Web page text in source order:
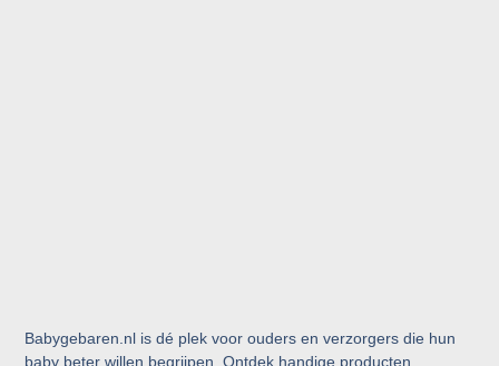
Babygebaren.nl is dé plek voor ouders en verzorgers die hun
baby beter willen begrijpen. Ontdek handige producten,